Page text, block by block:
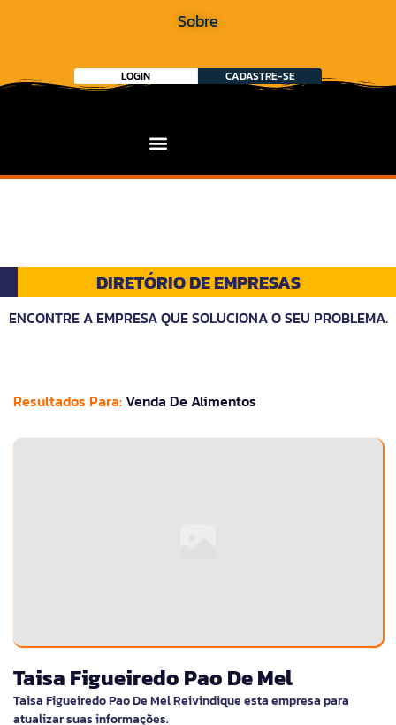
Sobre
LOGIN CADASTRE-SE
DIRETÓRIO DE EMPRESAS
ENCONTRE A EMPRESA QUE SOLUCIONA O SEU PROBLEMA.
Resultados Para:Venda De Alimentos
Taisa Figueiredo Pao De Mel
Taisa Figueiredo Pao De Mel Reivindique esta empresa para
atualizar suas informações.